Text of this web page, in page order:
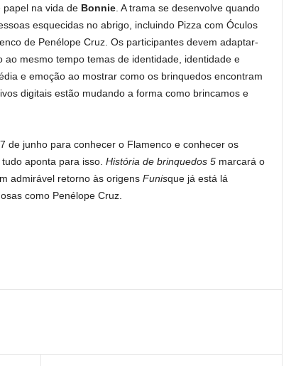
na vida de Bonnie. A trama se desenvolve quando
esquecidas no abrigo, incluindo Pizza com Óculos
de Penélope Cruz. Os participantes devem adaptar-
mesmo tempo temas de identidade, identidade e
e emoção ao mostrar como os brinquedos encontram
digitais estão mudando a forma como brincamos e
de junho para conhecer o Flamenco e conhecer os
aponta para isso. História de brinquedos 5 marcará o
admirável retorno às origens Funisque já está lá
como Penélope Cruz.